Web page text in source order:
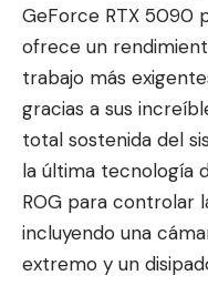
GeForce RTX 5090
ofrece un
trabajo más
gracias a sus
total sostenida del
la última tecnología
ROG para controlar
incluyendo una
extremo y un